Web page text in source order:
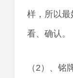
样，所以最
看、确认。
（2）、铭